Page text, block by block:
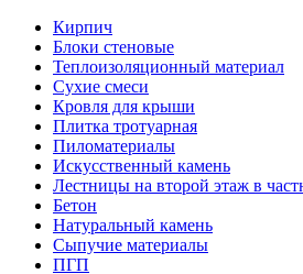
Кирпич
Блоки стеновые
Теплоизоляционный материал
Сухие смеси
Кровля для крыши
Плитка тротуарная
Пиломатериалы
Искусственный камень
Лестницы на второй этаж в
Бетон
Натуральный камень
Сыпучие материалы
ПГП